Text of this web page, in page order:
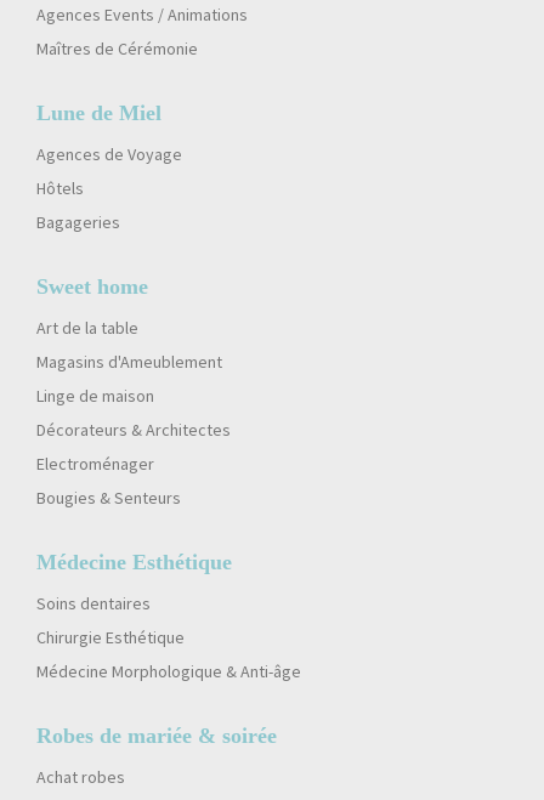
Agences Events / Animations
Maîtres de Cérémonie
Lune de Miel
Agences de Voyage
Hôtels
Bagageries
Sweet home
Art de la table
Magasins d'Ameublement
Linge de maison
Décorateurs & Architectes
Electroménager
Bougies & Senteurs
Médecine Esthétique
Soins dentaires
Chirurgie Esthétique
Médecine Morphologique & Anti-âge
Robes de mariée & soirée
Achat robes